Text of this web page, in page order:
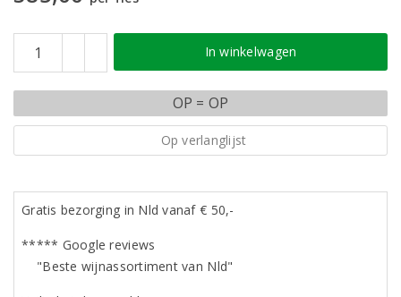
In winkelwagen
OP = OP
Op verlanglijst
Gratis bezorging in Nld vanaf € 50,-
***** Google reviews
"Beste wijnassortiment van Nld"